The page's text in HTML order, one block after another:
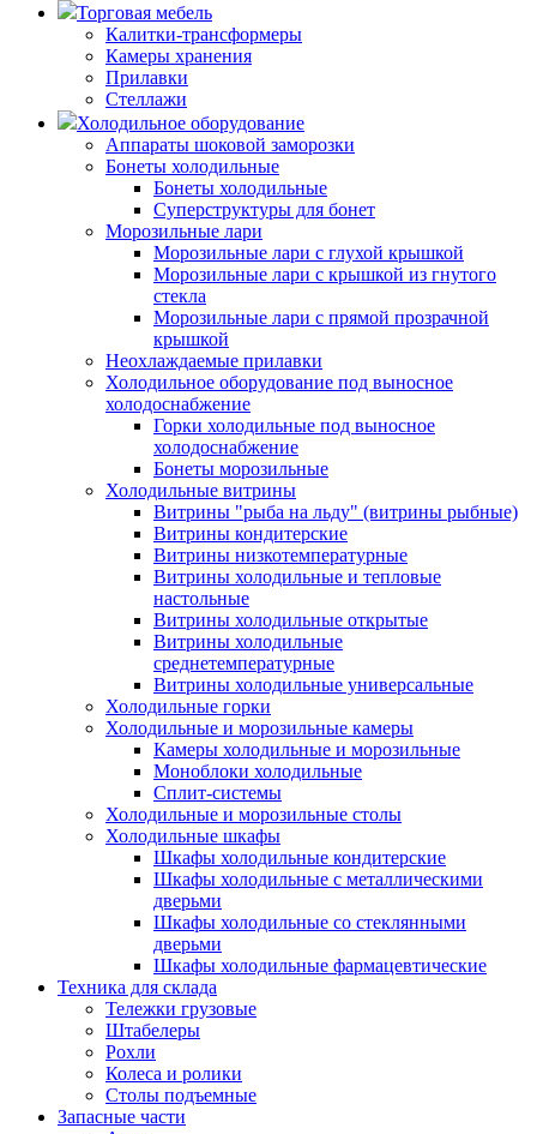
Торговая мебель
Калитки-трансформеры
Камеры хранения
Прилавки
Стеллажи
Холодильное оборудование
Аппараты шоковой заморозки
Бонеты холодильные
Бонеты холодильные
Суперструктуры для бонет
Морозильные лари
Морозильные лари с глухой крышкой
Морозильные лари с крышкой из гнутого
стекла
Морозильные лари с прямой прозрачной
крышкой
Неохлаждаемые прилавки
Холодильное оборудование под выносное
холодоснабжение
Горки холодильные под выносное
холодоснабжение
Бонеты морозильные
Холодильные витрины
Витрины "рыба на льду" (витрины рыбные)
Витрины кондитерские
Витрины низкотемпературные
Витрины холодильные и тепловые
настольные
Витрины холодильные открытые
Витрины холодильные
среднетемпературные
Витрины холодильные универсальные
Холодильные горки
Холодильные и морозильные камеры
Камеры холодильные и морозильные
Моноблоки холодильные
Сплит-системы
Холодильные и морозильные столы
Холодильные шкафы
Шкафы холодильные кондитерские
Шкафы холодильные с металлическими
дверьми
Шкафы холодильные со стеклянными
дверьми
Шкафы холодильные фармацевтические
Техника для склада
Тележки грузовые
Штабелеры
Рохли
Колеса и ролики
Столы подъемные
Запасные части